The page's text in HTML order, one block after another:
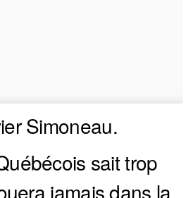
Simoneau.
sait trop
jamais dans la